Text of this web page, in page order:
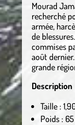
Mourad
recherché
armée,
de
commises
août
grande
Description
Taille :
Poids :